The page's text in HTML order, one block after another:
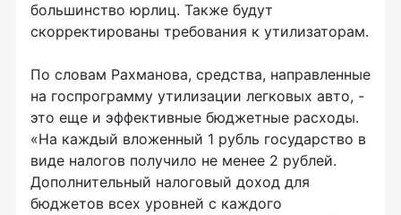
большинство юрлиц. Также будут
скорректированы требования к утилизаторам.
По словам Рахманова, средства, направленные
на госпрограмму утилизации легковых авто, -
это еще и эффективные бюджетные расходы.
«На каждый вложенный 1 рубль государство в
виде налогов получило не менее 2 рублей.
Дополнительный налоговый доход для
бюджетов всех уровней с каждого